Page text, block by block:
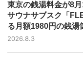
東京の銭湯料金が8
サウナサブスク「
る月額1980円の銭湯
2026.8.3